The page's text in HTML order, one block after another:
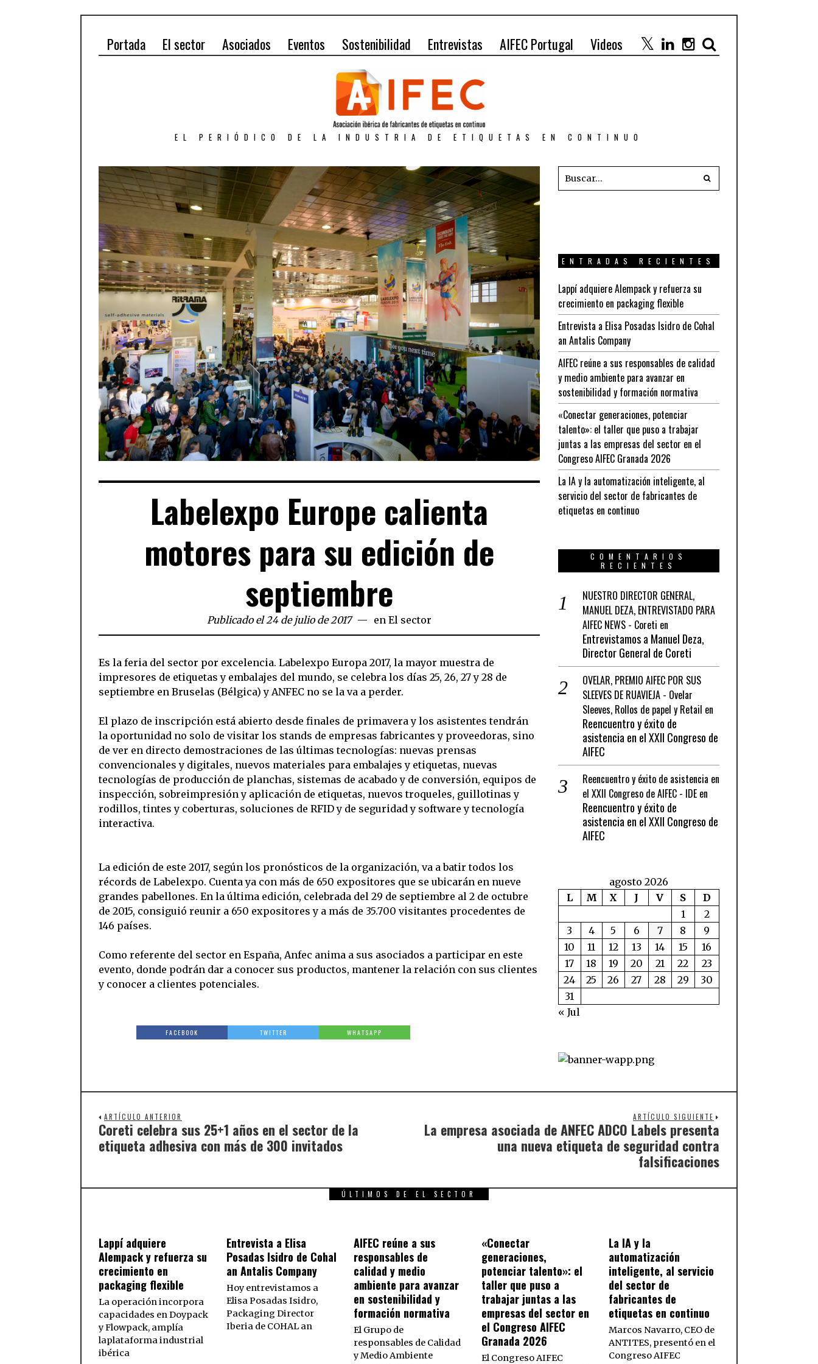
Portada El sector Asociados Eventos Sostenibilidad Entrevistas AIFEC Portugal Videos
EL PERIÓDICO DE LA INDUSTRIA DE ETIQUETAS EN CONTINUO
Labelexpo Europe calienta
motores para su edición de
septiembre
Publicado el 24 de julio de 2017 en El sector
Es la feria del sector por excelencia. Labelexpo Europa 2017, la mayor muestra de
impresores de etiquetas y embalajes del mundo, se celebra los días 25, 26, 27 y 28 de
septiembre en Bruselas (Bélgica) y ANFEC no se la va a perder.
El plazo de inscripción está abierto desde finales de primavera y los asistentes tendrán
la oportunidad no solo de visitar los stands de empresas fabricantes y proveedoras, sino
de ver en directo demostraciones de las últimas tecnologías: nuevas prensas
convencionales y digitales, nuevos materiales para embalajes y etiquetas, nuevas
tecnologías de producción de planchas, sistemas de acabado y de conversión, equipos de
inspección, sobreimpresión y aplicación de etiquetas, nuevos troqueles, guillotinas y
rodillos, tintes y coberturas, soluciones de RFID y de seguridad y software y tecnología
interactiva.
La edición de este 2017, según los pronósticos de la organización, va a batir todos los
récords de Labelexpo. Cuenta ya con más de 650 expositores que se ubicarán en nueve
grandes pabellones. En la última edición, celebrada del 29 de septiembre al 2 de octubre
de 2015, consiguió reunir a 650 expositores y a más de 35.700 visitantes procedentes de
146 países.
Como referente del sector en España, Anfec anima a sus asociados a participar en este
evento, donde podrán dar a conocer sus productos, mantener la relación con sus clientes
y conocer a clientes potenciales.
FACEBOOK TWITTER WHATSAPP
ENTRADAS RECIENTES
Lappí adquiere Alempack y refuerza su
crecimiento en packaging flexible
Entrevista a Elisa Posadas Isidro de Cohal
an Antalis Company
AIFEC reúne a sus responsables de calidad
y medio ambiente para avanzar en
sostenibilidad y formación normativa
«Conectar generaciones, potenciar
talento»: el taller que puso a trabajar
juntas a las empresas del sector en el
Congreso AIFEC Granada 2026
La IA y la automatización inteligente, al
servicio del sector de fabricantes de
etiquetas en continuo
COMENTARIOS
RECIENTES
NUESTRO DIRECTOR GENERAL,
MANUEL DEZA, ENTREVISTADO PARA
AIFEC NEWS - Coreti en
Entrevistamos a Manuel Deza,
Director General de Coreti
OVELAR, PREMIO AIFEC POR SUS
SLEEVES DE RUAVIEJA - Ovelar
Sleeves, Rollos de papel y Retail en
Reencuentro y éxito de
asistencia en el XXII Congreso de
AIFEC
Reencuentro y éxito de asistencia en
el XXII Congreso de AIFEC - IDEen
Reencuentro y éxito de
asistencia en el XXII Congreso de
AIFEC
agosto 2026
L
M X J V S
D
1
2
3
4 5 6 7 8
9
10
11 12 13 14 15
16
17
18 19 20 21 22
23
24
25 26 27 28 29
30
31
« Jul
ARTÍCULO ANTERIOR
Coreti celebra sus 25+1 años en el sector de la
etiqueta adhesiva con más de 300 invitados
ARTÍCULO SIGUIENTE
La empresa asociada de ANFEC ADCO Labels presenta
una nueva etiqueta de seguridad contra
falsificaciones
ÚLTIMOS DE EL SECTOR
Lappí adquiere
Alempack y refuerza su
crecimiento en
packaging flexible
La operación incorpora
capacidades en Doypack
y Flowpack, amplía
laplataforma industrial
ibérica
Entrevista a Elisa
Posadas Isidro de Cohal
an Antalis Company
Hoy entrevistamos a
Elisa Posadas Isidro,
Packaging Director
Iberia de COHAL an
AIFEC reúne a sus
responsables de
calidad y medio
ambiente para avanzar
en sostenibilidad y
formación normativa
El Grupo de
responsables de Calidad
y Medio Ambiente
«Conectar
generaciones,
potenciar talento»: el
taller que puso a
trabajar juntas a las
empresas del sector en
el Congreso AIFEC
Granada 2026
El Congreso AIFEC
La IA y la
automatización
inteligente, al servicio
del sector de
fabricantes de
etiquetas en continuo
Marcos Navarro, CEO de
ANTITES, presentó en el
Congreso AIFEC